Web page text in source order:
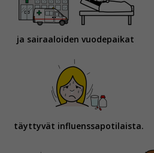
ja sairaaloiden vuodepaikat
täyttyvät influenssapotilaista.